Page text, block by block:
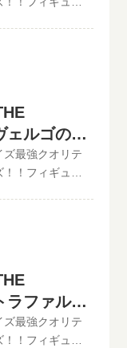
能!!状態も（開
のような入力方
開催中の買取
ット申し込み
から送料無料
品を詰めて、
になりたいも
全国どこから
込手数料など
的な金額が分か
みでの仮買取査
いただけます。
能です。とい
価格表の更新
いた買取査定
すのでご安心
THE
在の買取価格は
この他
格はコチラから↓
ット申し込み
から送料無料
品を詰めて、
になりたいも
全国どこから
込手数料など
的な金額が分か
ェルゴの買
最強クオリテ
！フィギュア
価格表の更新
いた買取査定
すのでご安心
THE
買取価格は500
この他のワ
コチラから↓その
ラファルガ
最強クオリテ
！フィギュア